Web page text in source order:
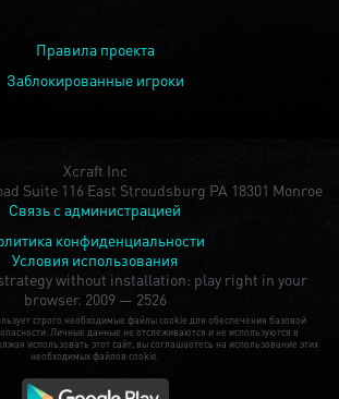
Правила проекта
Заблокированные игроки
Xcraft Inc
Suite 116 East Stroudsburg PA 18301 Monroe
Связь с администрацией
конфиденциальности
Условия использования
without installation: play right in your
browser. 2009 — 2526
строго необходимые файлы cookie для обеспечения базовой
Личные данные не отслеживаются и не используются в
использовать этот сайт, вы соглашаетесь на использование этих
необходимых файлов cookie.